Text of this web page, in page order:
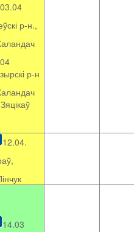
03.04
р-н.,
р-н
12.04.
14.03